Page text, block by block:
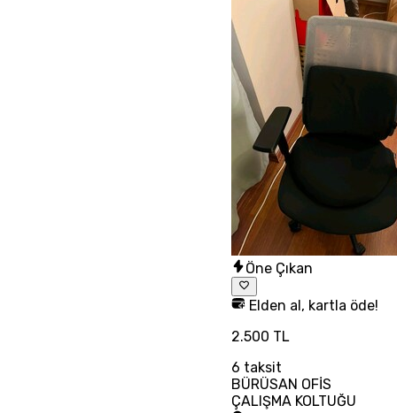
Öne Çıkan
Elden al, kartla öde!
2.500 TL
6 taksit
BÜRÜSAN OFİS
ÇALIŞMA KOLTUĞU